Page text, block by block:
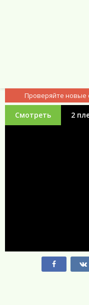
Проверяйте новые
Смотреть 2